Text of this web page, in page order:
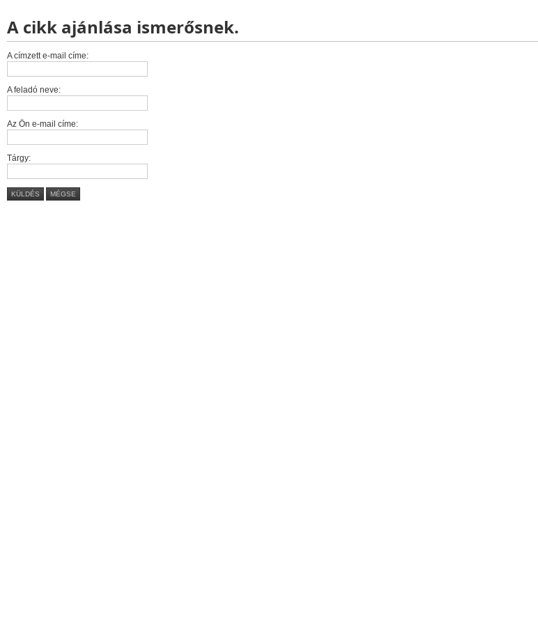
A cikk ajánlása ismerősnek.
A címzett e-mail címe:
A feladó neve:
Az Ön e-mail címe:
Tárgy:
KÜLDÉS MÉGSE